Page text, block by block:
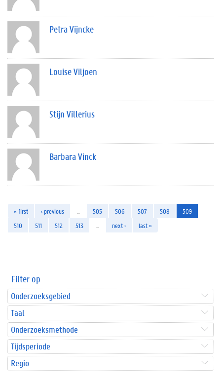
Petra Vijncke
Louise Viljoen
Stijn Villerius
Barbara Vinck
« first ‹ previous 505 506 507 508
509
510
511 512 513 next › last »
Filter op
Onderzoeksgebied
Taal
Onderzoeksmethode
Tijdsperiode
Regio